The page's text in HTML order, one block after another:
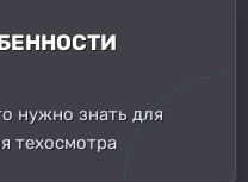
нужно знать для
техосмотра